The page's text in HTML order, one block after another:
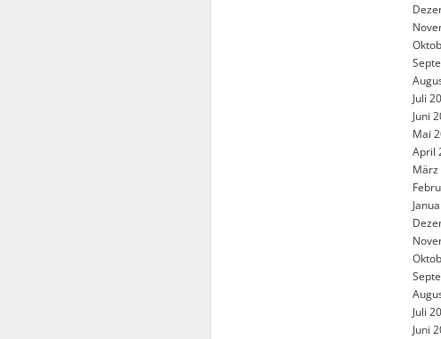
Juli
Juni
Mai
April
März
Juli
Juni